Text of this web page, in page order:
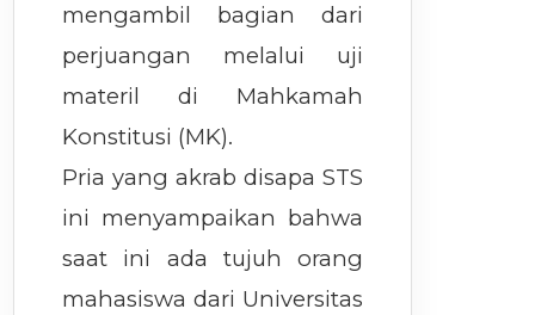
mengambil bagian dari
perjuangan melalui uji
materil di Mahkamah
Konstitusi (MK).
Pria yang akrab disapa STS
ini menyampaikan bahwa
saat ini ada tujuh orang
mahasiswa dari Universitas